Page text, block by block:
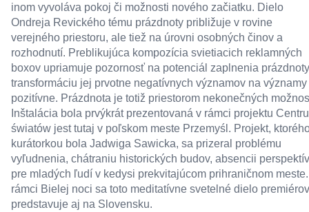
inom vyvoláva pokoj či možnosti nového začiatku. Dielo
Ondreja Revického tému prázdnoty približuje v rovine
verejného priestoru, ale tiež na úrovni osobných činov a
rozhodnutí. Preblikujúca kompozícia svietiacich reklamných
boxov upriamuje pozornosť na potenciál zaplnenia
transformáciu jej prvotne negatívnych významov na významy
pozitívne. Prázdnota je totiž priestorom nekonečných
Inštalácia bola prvýkrát prezentovaná v rámci projektu
światów jest tutaj v poľskom meste Przemyśl. Projekt,
kurátorkou bola Jadwiga Sawicka, sa prizeral problému
vyľudnenia, chátraniu historických budov, absencii perspektív
pre mladých ľudí v kedysi prekvitajúcom prihraničnom
rámci Bielej noci sa toto meditatívne svetelné dielo
predstavuje aj na Slovensku.